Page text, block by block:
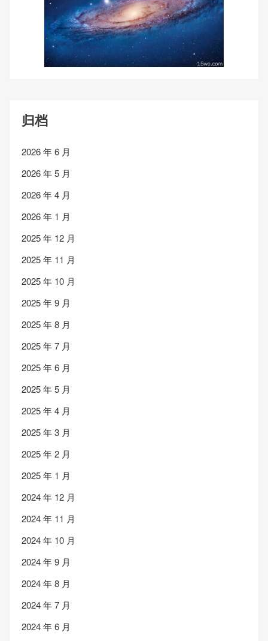
归档
2026 年 6 月
2026 年 5 月
2026 年 4 月
2026 年 1 月
2025 年 12 月
2025 年 11 月
2025 年 10 月
2025 年 9 月
2025 年 8 月
2025 年 7 月
2025 年 6 月
2025 年 5 月
2025 年 4 月
2025 年 3 月
2025 年 2 月
2025 年 1 月
2024 年 12 月
2024 年 11 月
2024 年 10 月
2024 年 9 月
2024 年 8 月
2024 年 7 月
2024 年 6 月